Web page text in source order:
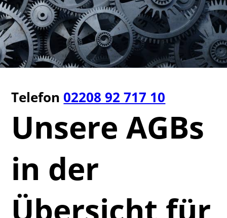
Telefon 02208 92 717 10
Unsere AGBs
in der